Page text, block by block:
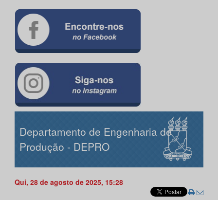
Departamento de Engenharia de
Produção - DEPRO
Qui, 28 de agosto de 2025, 15:28